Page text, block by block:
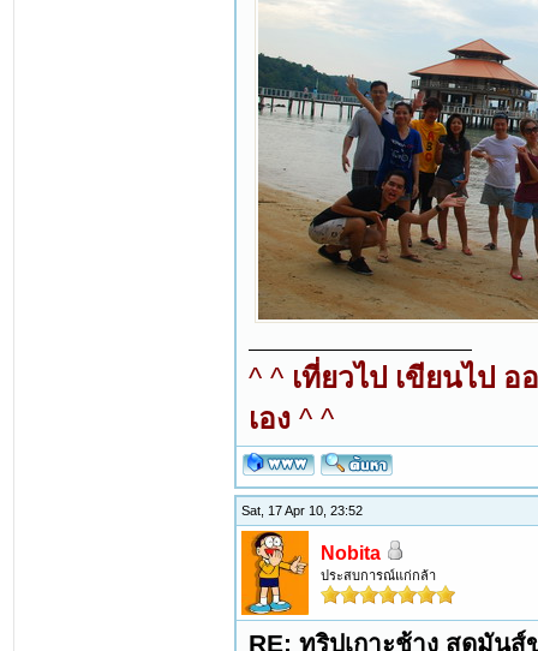
^ ^ เที่ยวไป เขียนไป
เอง ^ ^
Sat, 17 Apr 10, 23:52
Nobita
ประสบการณ์แก่กล้า
RE: ทริปเกาะช้าง สุดมันส์